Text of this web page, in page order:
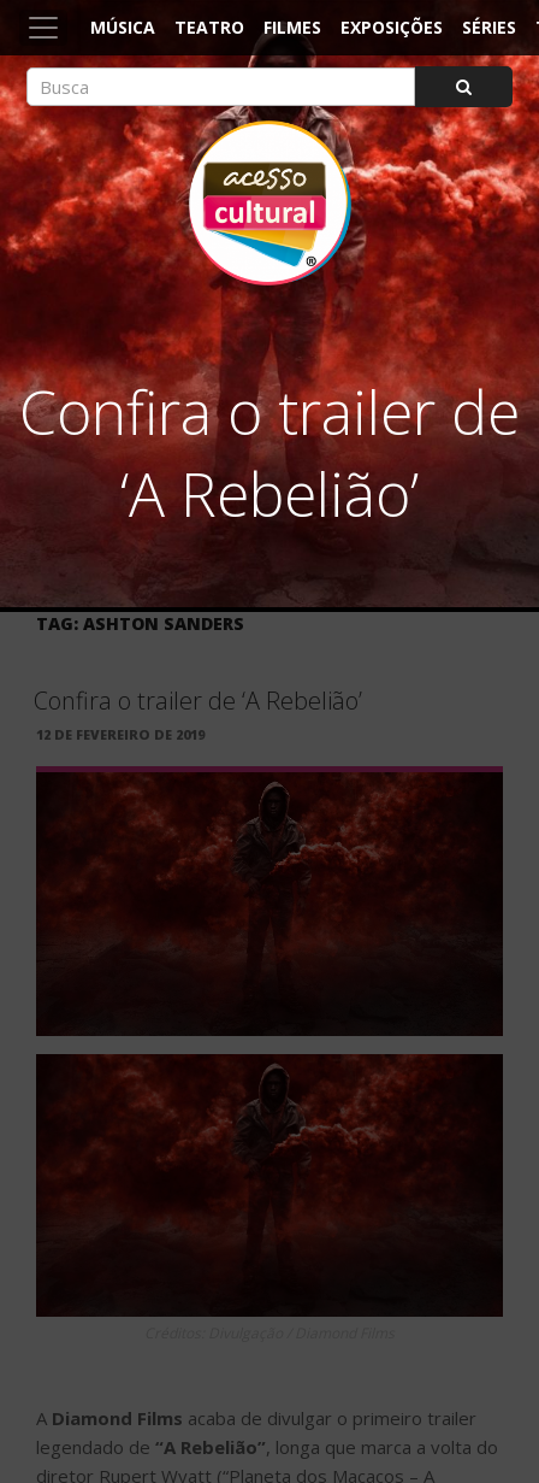
MÚSICA TEATRO FILMES EXPOSIÇÕES SÉRIES
ACESSO CULTURAL
Arte, Cultura Pop e Entretenimento
Confira o trailer de
‘A Rebelião’
TAG: ASHTON SANDERS
Confira o trailer de ‘A Rebelião’
PUBLICADO
12 DE FEVEREIRO DE 2019
A Diamond Films acaba de divulgar o primeiro trailer
legendado de “A Rebelião”, longa que marca a volta do
diretor Rupert Wyatt (“Planeta dos Macacos – A